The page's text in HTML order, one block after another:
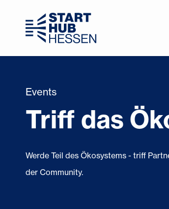
Events
Triff das
Werde Teil des Ökosystems - triff
der Community.